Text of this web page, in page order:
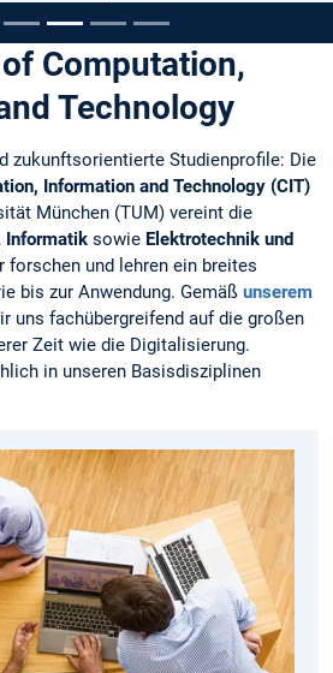
Computation,
Technology
zukunftsorientierte Studienprofile: Die
Information and Technology (CIT)
München (TUM) vereint die
Informatik sowie Elektrotechnik und
forschen und lehren ein breites
bis zur Anwendung. Gemäß unserem
uns fachübergreifend auf die großen
Zeit wie die Digitalisierung.
in unseren Basisdisziplinen